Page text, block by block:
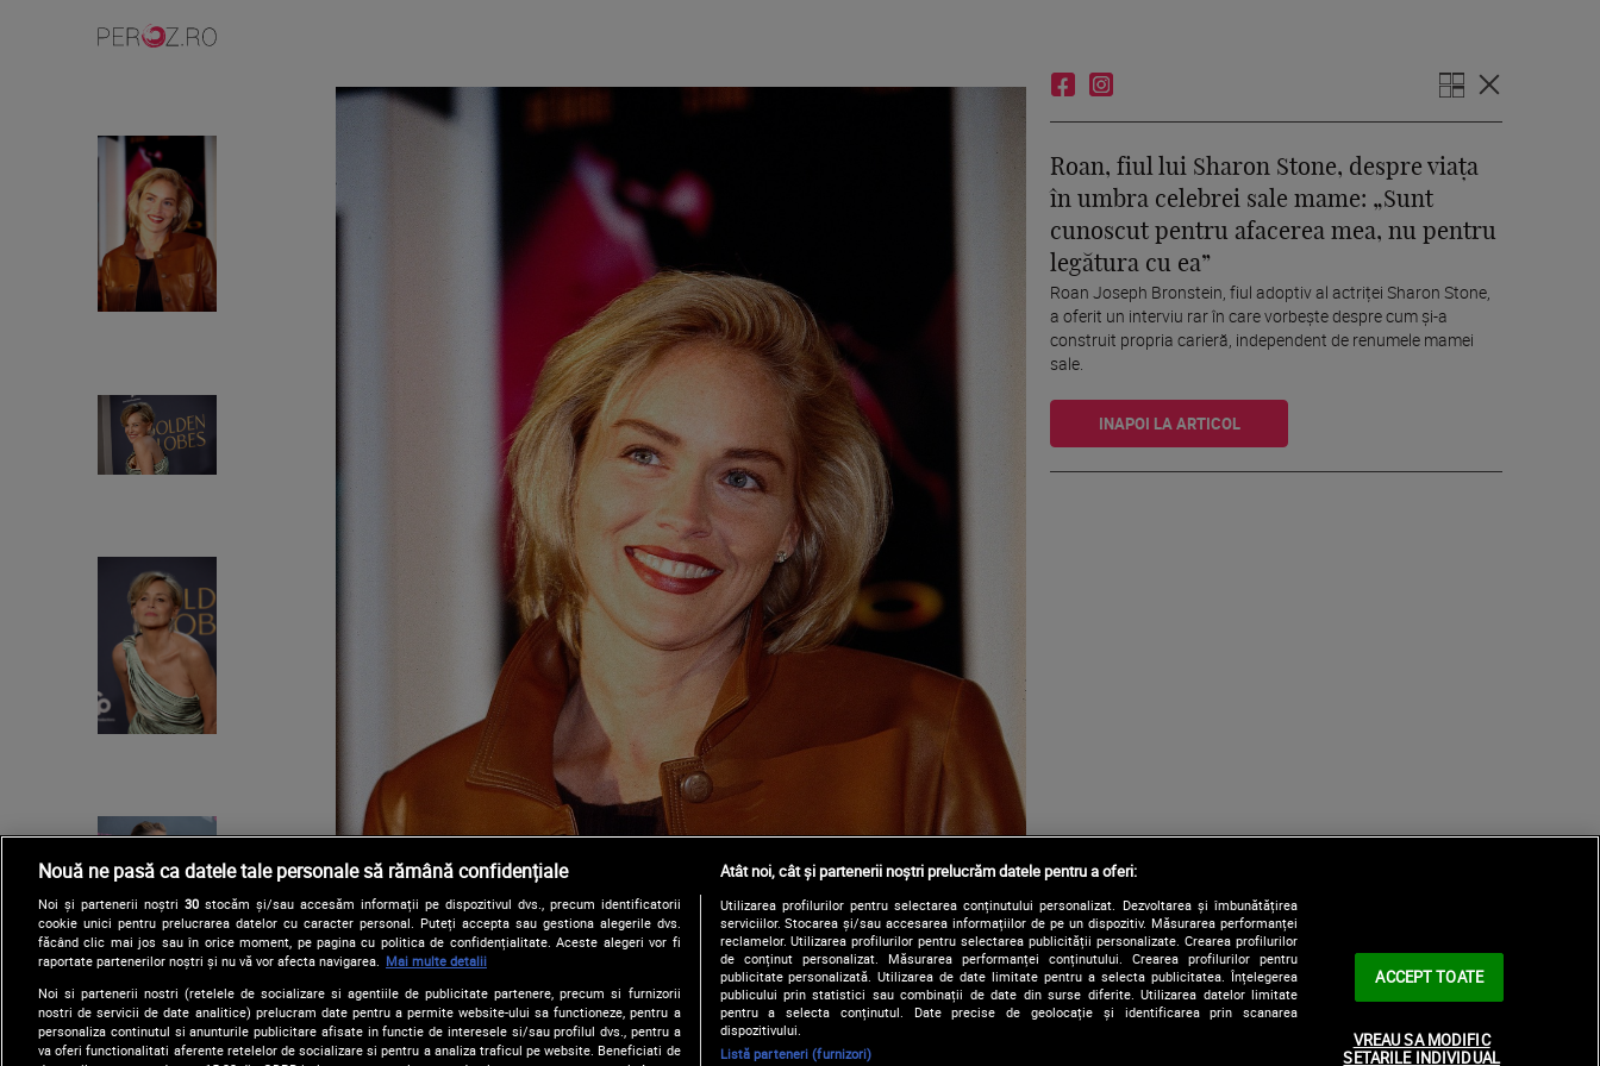
Roan, fiul lui Sharon Stone, despre viața
în umbra celebrei sale mame: „Sunt
cunoscut pentru afacerea mea, nu pentru
legătura cu ea”
Roan Joseph Bronstein, fiul adoptiv al actriței Sharon Stone,
a oferit un interviu rar în care vorbește despre cum și-a
construit propria carieră, independent de renumele mamei
sale.
Nouă ne pasă ca datele tale personale să rămână confidențiale
Noi și partenerii noștri 30stocăm și/sau accesăm informații pe dispozitivul dvs., precum identificatorii
cookie unici pentru prelucrarea datelor cu caracter personal. Puteți accepta sau gestiona alegerile dvs.
făcând clic mai jos sau în orice moment, pe pagina cu politica de confidențialitate. Aceste alegeri vor fi
raportate partenerilor noștri și nu vă vor afecta navigarea. Mai multe detalii
Noi si partenerii nostri (retelele de socializare si agentiile de publicitate partenere, precum si furnizorii
nostri de servicii de date analitice) prelucram date pentru a permite website-ului sa functioneze, pentru a
personaliza continutul si anunturile publicitare afisate in functie de interesele si/sau profilul dvs., pentru a
va oferi functionalitati aferente retelelor de socializare si pentru a analiza traficul pe website. Beneficiati de
Atât noi, cât și partenerii noștri prelucrăm datele pentru a oferi:
Utilizarea profilurilor pentru selectarea conținutului personalizat. Dezvoltarea și îmbunătățirea
serviciilor. Stocarea și/sau accesarea informațiilor de pe un dispozitiv. Măsurarea performanței
reclamelor. Utilizarea profilurilor pentru selectarea publicității personalizate. Crearea profilurilor
de conținut personalizat. Măsurarea performanței conținutului. Crearea profilurilor pentru
publicitate personalizată. Utilizarea de date limitate pentru a selecta publicitatea. Înțelegerea
publicului prin statistici sau combinații de date din surse diferite. Utilizarea datelor limitate
pentru a selecta conținutul. Date precise de geolocație și identificarea prin scanarea
dispozitivului.
Listă parteneri (furnizori)
ACCEPT TOATE
VREAU SA MODIFIC
SETARILE INDIVIDUAL